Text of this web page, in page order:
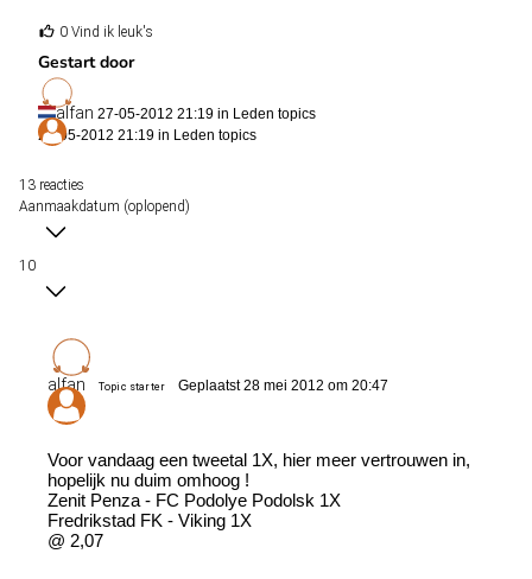
0 Vind ik leuk's
Gestart door
alfan 27-05-2012 21:19 in Leden topics
27-05-2012 21:19 in Leden topics
13 reacties
Aanmaakdatum (oplopend)
10
alfan Topic starter Geplaatst 28 mei 2012 om 20:47
Voor vandaag een tweetal 1X, hier meer vertrouwen in,
hopelijk nu duim omhoog !
Zenit Penza - FC Podolye Podolsk 1X
Fredrikstad FK - Viking 1X
@ 2,07